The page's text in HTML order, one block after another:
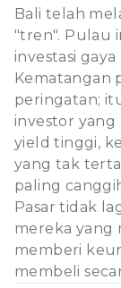
Bali telah
"tren". Pulau
investasi
Kematangan
peringatan;
investor yang
yield tinggi,
yang tak
paling
Pasar tidak
mereka yang
memberi
membeli